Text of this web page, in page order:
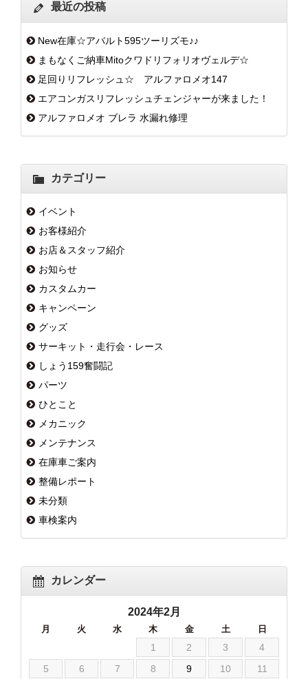
最近の投稿
New在庫☆アバルト595ツーリズモ♪♪
まもなくご納車Mitoクワドリフォリオヴェルデ☆
足回りリフレッシュ☆ アルファロメオ147
エアコンガスリフレッシュチェンジャーが来ました！
アルファロメオ ブレラ 水漏れ修理
カテゴリー
イベント
お客様紹介
お店＆スタッフ紹介
お知らせ
カスタムカー
キャンペーン
グッズ
サーキット・走行会・レース
しょう159奮闘記
パーツ
ひとこと
メカニック
メンテナンス
在庫車ご案内
整備レポート
未分類
車検案内
カレンダー
2024年2月
月 火 水 木 金 土 日
1 2 3
4
5
6 7 8 9 10
11